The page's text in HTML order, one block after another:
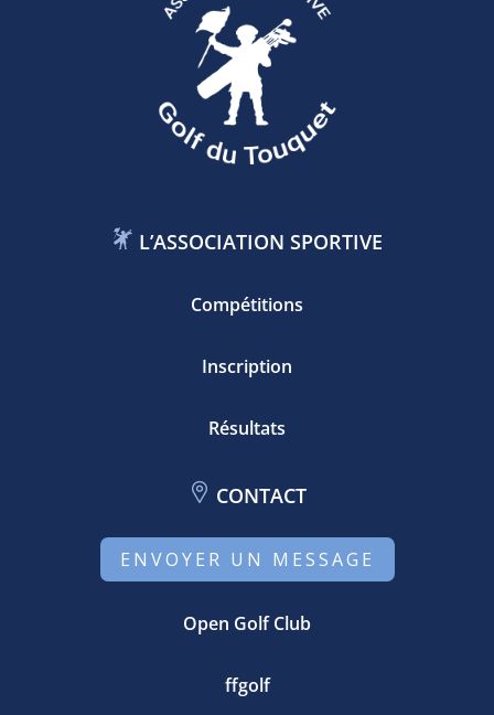
L’ASSOCIATION SPORTIVE
Compétitions
Inscription
Résultats
CONTACT
ENVOYER UN MESSAGE
Open Golf Club
ffgolf